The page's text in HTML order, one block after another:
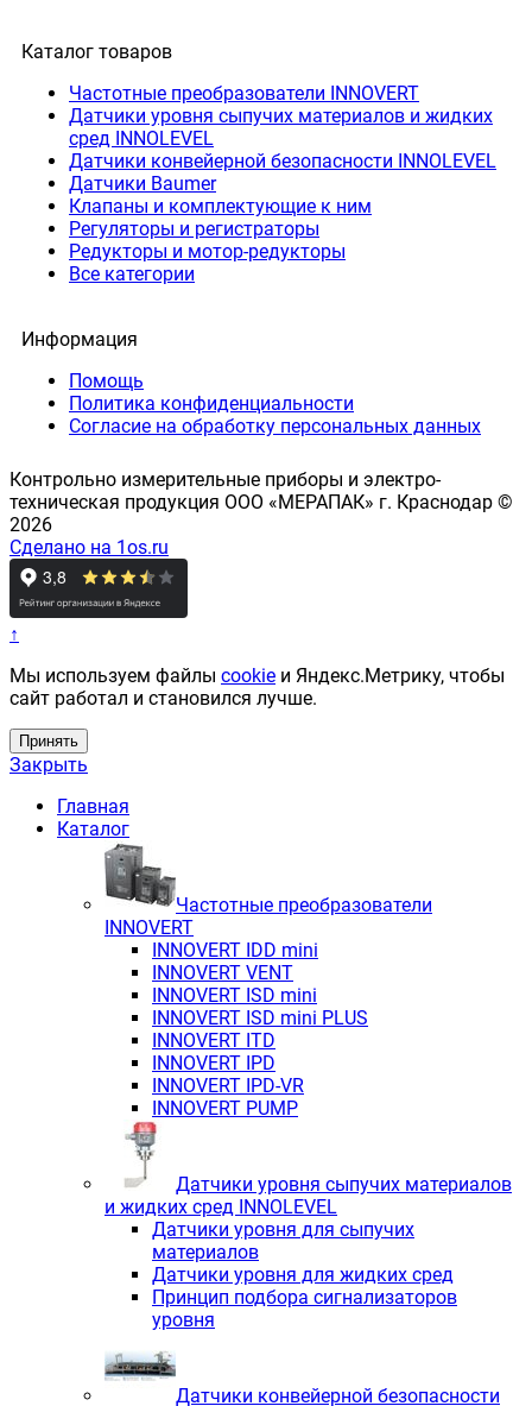
Каталог товаров
Частотные преобразователи INNOVERT
Датчики уровня сыпучих материалов и жидких
сред INNOLEVEL
Датчики конвейерной безопасности INNOLEVEL
Датчики Baumer
Клапаны и комплектующие к ним
Регуляторы и регистраторы
Редукторы и мотор-редукторы
Все категории
Информация
Помощь
Политика конфиденциальности
Согласие на обработку персональных данных
Контрольно измерительные приборы и электро-
техническая продукция ООО «МЕРАПАК» г. Краснодар ©
2026
Сделано на 1os.ru
↑
Мы используем файлы cookie и Яндекс.Метрику, чтобы
сайт работал и становился лучше.
Принять
Закрыть
Главная
Каталог
Частотные преобразователи
INNOVERT
INNOVERT IDD mini
INNOVERT VENT
INNOVERT ISD mini
INNOVERT ISD mini PLUS
INNOVERT ITD
INNOVERT IРD
INNOVERT IРD-VR
INNOVERT PUMP
Датчики уровня сыпучих материалов
и жидких сред INNOLEVEL
Датчики уровня для сыпучих
материалов
Датчики уровня для жидких сред
Принцип подбора сигнализаторов
уровня
Датчики конвейерной безопасности